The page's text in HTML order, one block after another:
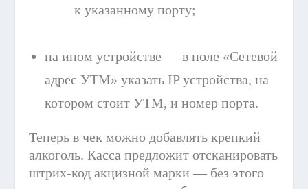
к указанному порту;
на ином устройстве — в поле «Сетевой
адрес УТМ» указать IP устройства, на
котором стоит УTM, и номер порта.
Теперь в чек можно добавлять крепкий
алкоголь. Касса предложит отсканировать
штрих-код акцизной марки — без этого